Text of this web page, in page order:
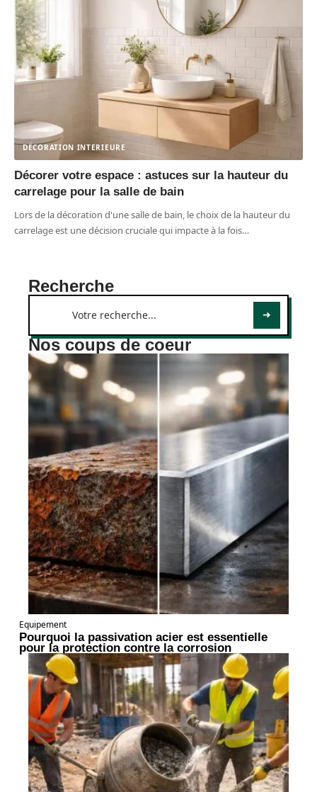
DÉCORATION INTERIEURE
Décorer votre espace : astuces sur la hauteur du
carrelage pour la salle de bain
Lors de la décoration d'une salle de bain, le choix de la hauteur du
carrelage est une décision cruciale qui impacte à la fois…
Recherche
Nos coups de coeur
Equipement
Pourquoi la passivation acier est essentielle
pour la protection contre la corrosion